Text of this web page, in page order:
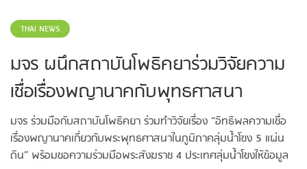
THAI NEWS
มจร ผนึกสถาบันโพธิคยา​ร่วมวิจัยความ
เชื่อเรื่องพญานาคกับพุทธศาสนา
มจร ร่วมมือกับสถาบันโพธิคยา​ ร่วมทำวิจัยเรื่อง “อิทธิพลความเชื่อ
เรื่องพญานาคเกี่ยวกับพระพุทธศาสนาในภูมิภาคลุ่มน้ำโขง 5 แผ่น
ดิน” พร้อมขอความร่วมมือพระสังฆราช 4 ประเทศลุ่มน้ำโขงให้ข้อมูล